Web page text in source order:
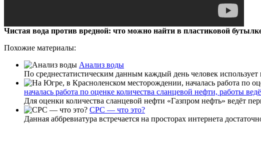
Чистая вода против вредной: что можно найти в пластиковой
Похожие материалы:
Анализ воды
По среднестатистическим данным каждый день человек
началась работа по оценке количества сланцевой нефти, работы
Для оценки количества сланцевой нефти «Газпром нефть» ведёт
CPC — что это?
Данная аббревиатура встречается на просторах интернета